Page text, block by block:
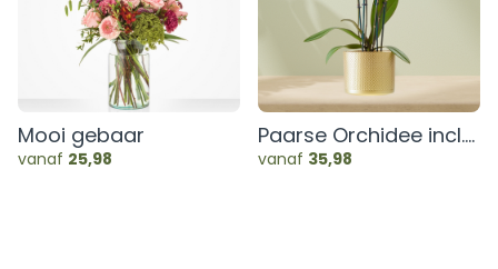
Mooi gebaar
vanaf 25,98
Paarse Orchidee incl.
pot
vanaf 35,98